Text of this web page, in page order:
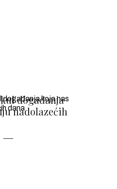
događanja
nadolazećih